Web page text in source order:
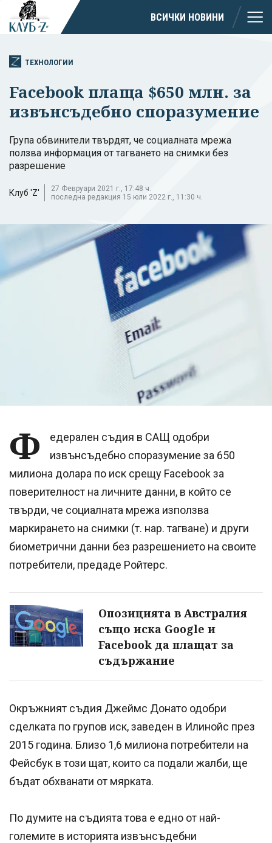
ВСИЧКИ НОВИНИ
ТЕХНОЛОГИИ
Facebook плаща $650 млн. за
извънсъдебно споразумениe
Група обвинители твърдят, че социалната мрежа
ползва информация от тагването на снимки без
разрешение
Клуб 'Z'
27 Февруари 2021 г., 17:48 ч.
последна редакция 15 юли 2022 г., 11:30 ч.
Ф
едерален съдия в САЩ одобри
извънсъдебно споразумение за 650
милиона долара по иск срещу Facebook за
поверителност на личните данни, в който се
твърди, че социалната мрежа използва
маркирането на снимки (т. нар. тагване) и други
биометрични данни без разрешението на своите
потребители, предаде Ройтерс.
Опозицията в Австралия
също иска Google и
Facebook да плащат за
съдържание
Окръжният съдия Джеймс Донато одобри
сделката по групов иск, заведен в Илинойс през
2015 година. Близо 1,6 милиона потребители на
Фейсбук в този щат, които са подали жалби, ще
бъдат обхванати от мярката.
По думите на съдията това е едно от най-
големите в историята извънсъдебни